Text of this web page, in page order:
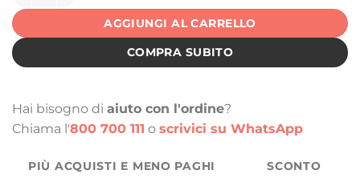
AGGIUNGI AL CARRELLO
COMPRA SUBITO
Hai bisogno di aiuto con l'ordine?
Chiama l'800 700 111 o scrivici su WhatsApp
PIÙ ACQUISTI E MENO PAGHI
SCONTO